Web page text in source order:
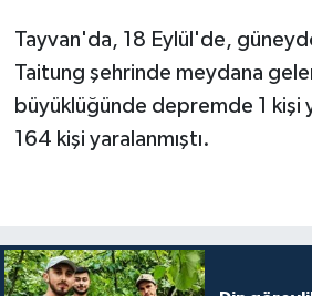
Tayvan'da, 18 Eylül'de,
Taitung şehrinde meydana
büyüklüğünde depremde 1 kişi
164 kişi yaralanmıştı.
Çanakkale Müftülüğü
Çankırı Müftülüğü
Denizli Müftülüğü
Podcast
Bilim, Teknoloji
Diyanet TV